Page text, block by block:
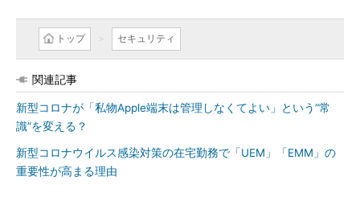
トップ セキュリティ
関連記事
新型コロナが「私物Apple端末は管理しなくてよい」という“常
識”を変える？
新型コロナウイルス感染対策の在宅勤務で「UEM」「EMM」の
重要性が高まる理由